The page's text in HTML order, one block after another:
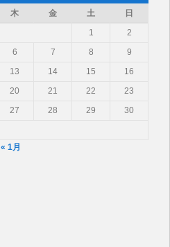
木 金 土
日
1
2
6 7 8
9
13 14 15
16
20 21 22
23
27 28 29
30
« 1月